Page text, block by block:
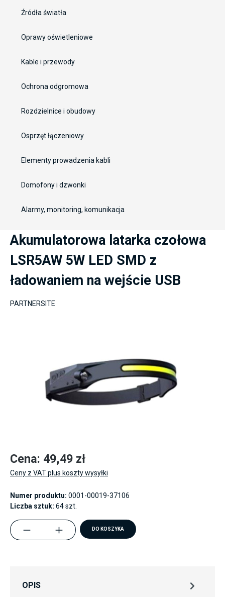
Źródła światła
Oprawy oświetleniowe
Kable i przewody
Ochrona odgromowa
Rozdzielnice i obudowy
Osprzęt łączeniowy
Elementy prowadzenia kabli
Domofony i dzwonki
Alarmy, monitoring, komunikacja
Akumulatorowa latarka czołowa
LSR5AW 5W LED SMD z
ładowaniem na wejście USB
PARTNERSITE
Cena: 49,49 zł
Ceny z VAT plus koszty wysyłki
Numer produktu: 0001-00019-37106
Liczba sztuk: 64 szt.
component.product.quantitySelect.legend
DO KOSZYKA
OPIS